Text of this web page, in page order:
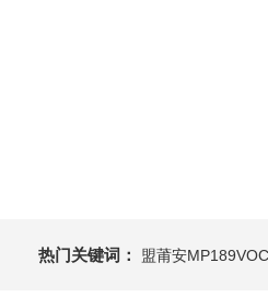
热门关键词： 盟莆安